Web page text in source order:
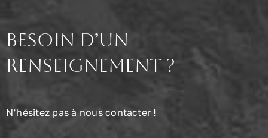
Besoin d’un
renseignement ?
N’hésitez pas à nous contacter !